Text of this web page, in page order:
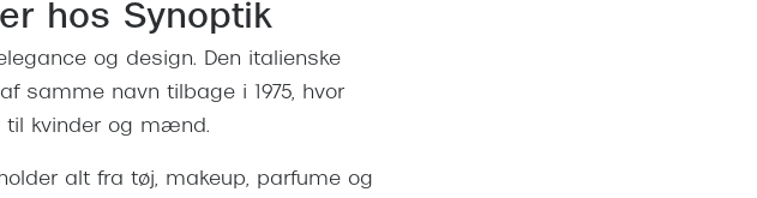
hos Synoptik
og design. Den italienske
samme navn tilbage i 1975, hvor
kvinder og mænd.
alt fra tøj, makeup, parfume og